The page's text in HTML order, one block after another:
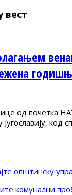
вест
од почетка
код
општинску
комунални